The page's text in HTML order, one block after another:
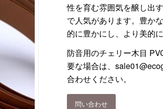
性を育む雰囲気を醸し出
で人気があります。豊か
的に豊かにし、より美的
防音用のチェリー木目
要な場合は、
合わせください。
問い合わせ